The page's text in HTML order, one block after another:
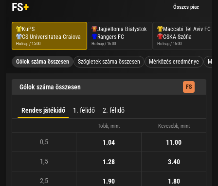
FS+ Összes piac
KuPS
CS Universitatea Craiova
Holnap / 15:00
Jagiellonia Bialystok
Rangers FC
Holnap / 16:00
Maccabi Tel Aviv FC
CSKA Szófia
Holnap / 16:00
Gólok száma összesen Szögletek száma összesen Mérkőzés eredménye
Gólok száma összesen FS
Rendes játékidő 1. félidő 2. félidő
Több, mint Kevesebb, mint
0,5 1.04 11.00
1,5 1.28 3.40
2,5 1.90 1.80